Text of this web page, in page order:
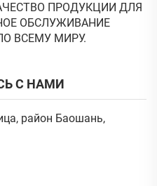
ПРОДУКЦИИ ДЛЯ
ОБСЛУЖИВАНИЕ
ВСЕМУ МИРУ.
С НАМИ
район Баошань,